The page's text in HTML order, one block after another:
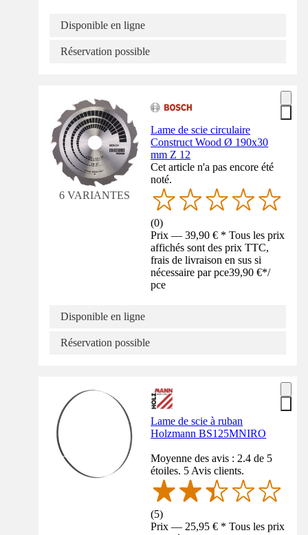
Disponible en ligne
Réservation possible
6 VARIANTES
Lame de scie circulaire
Construct Wood Ø 190x30
mm Z 12
Cet article n'a pas encore été
noté.
(0)
Prix — 39,90 € * Tous les prix
affichés sont des prix TTC,
frais de livraison en sus si
nécessaire par pce39,90 €*/
pce
Disponible en ligne
Réservation possible
Lame de scie à ruban
Holzmann BS125MNIRO
Moyenne des avis : 2.4 de 5
étoiles. 5 Avis clients.
(5)
Prix — 25,95 € * Tous les prix